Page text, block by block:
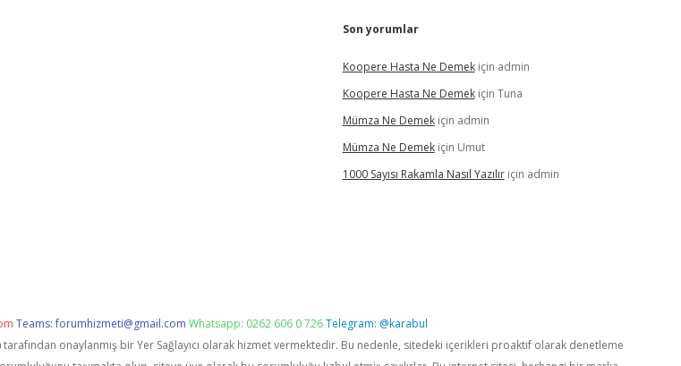
Son yorumlar
Koopere Hasta Ne Demekiçin admin
Koopere Hasta Ne Demekiçin Tuna
Mümza Ne Demekiçin admin
Mümza Ne Demekiçin Umut
1000 Sayısı Rakamla Nasıl Yazılıriçin admin
Teams:forumhizmeti@gmail.com Whatsapp: 0262 606 0 726Telegram: @karabul
tarafından onaylanmış bir Yer Sağlayıcı olarak hizmet vermektedir. Bu nedenle, sitedeki içerikleri proaktif olarak denetleme